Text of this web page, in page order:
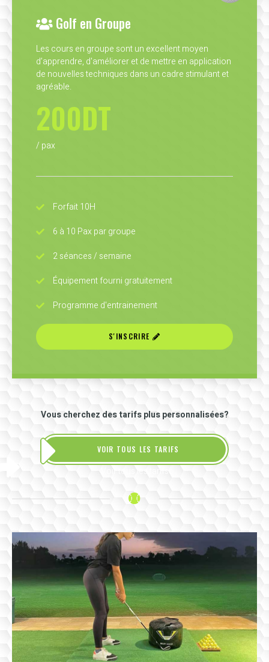
Golf en Groupe
Les cours en groupe sont un excellent moyen
d’apprendre, d'améliorer et de mettre en application
de nouvelles techniques dans un cadre stimulant et
agréable.
200DT
/ pax
Forfait 10H
6 à 10 Pax par groupe
2 séances / semaine
Équipement fourni gratuitement
Programme d'entrainement
S'INSCRIRE
Vous cherchez des tarifs plus personnalisées?
VOIR TOUS LES TARIFS